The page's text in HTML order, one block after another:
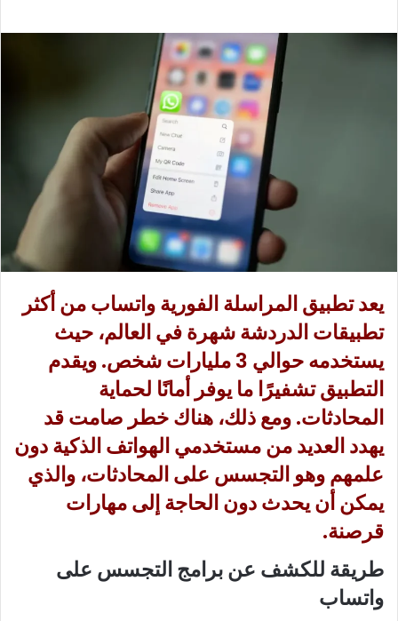
ع
ل
ى
X
ب
ر
ي
د
ا
إ
ل
ك
ت
ر
و
ي
يعد تطبيق المراسلة الفوريةواتسابمن أكثر
تطبيقات الدردشة شهرة في العالم، حيث
يستخدمه حوالي 3 مليارات شخص. ويقدم
التطبيق تشفيرًا ما يوفر أمانًا لحماية
المحادثات. ومع ذلك، هناك خطر صامت قد
يهدد العديد من مستخدمي الهواتف الذكية دون
علمهم وهو التجسس على المحادثات، والذي
يمكن أن يحدث دون الحاجة إلى مهارات
قرصنة.
طريقة للكشف عن برامج التجسس على
واتساب